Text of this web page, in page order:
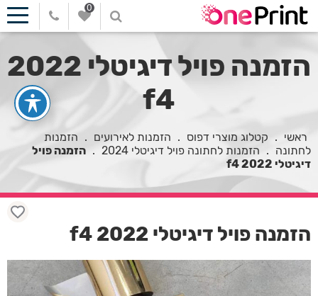
0
הזמנה פויל דיגיטלי 2022
f4
ראשי . קטלוג מוצרי דפוס . הזמנות לאירועים . הזמנות
לחתונה . הזמנות לחתונה פויל דיגיטלי 2024 . הזמנה פויל
דיגיטלי 2022 f4
הזמנה פויל דיגיטלי 2022 f4